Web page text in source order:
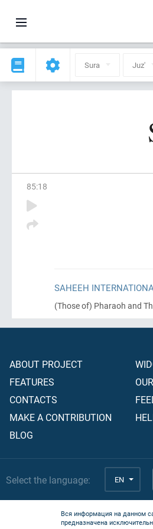
Sura Juz'
85:18
SAHEEH
(Those of) Pharaoh and
ABOUT PROJECT
FEATURES
CONTACTS
MAKE A CONTRIBUTION
BLOG
Select the language: EN
Вся информация на данном
предназначена